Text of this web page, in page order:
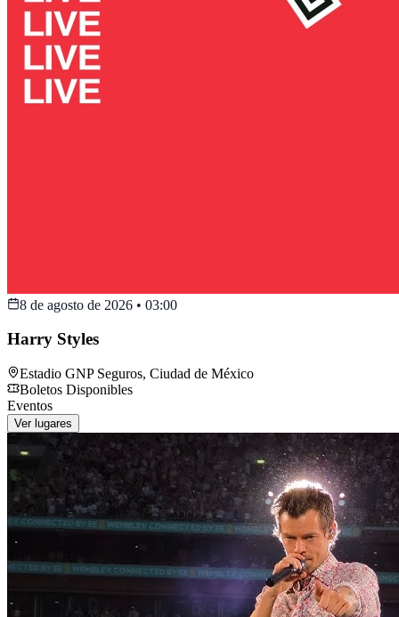
8 de agosto de 2026 • 03:00
Harry Styles
Estadio GNP Seguros, Ciudad de México
Boletos Disponibles
Eventos
Ver lugares